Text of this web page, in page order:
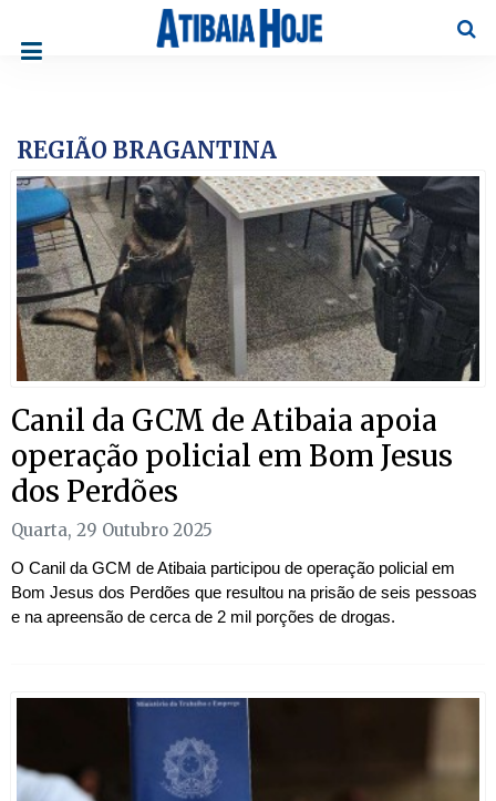
REGIÃO BRAGANTINA
Canil da GCM de Atibaia apoia
operação policial em Bom Jesus
dos Perdões
Quarta, 29 Outubro 2025
O Canil da GCM de Atibaia participou de operação policial em
Bom Jesus dos Perdões que resultou na prisão de seis pessoas
e na apreensão de cerca de 2 mil porções de drogas.